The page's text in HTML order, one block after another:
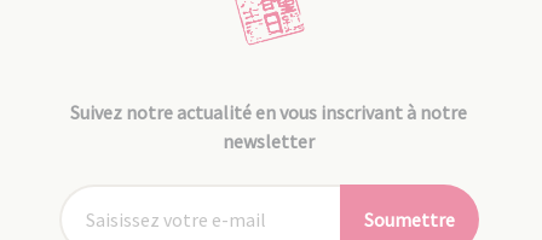
Suivez notre actualité en vous inscrivant à notre
newsletter
Soumettre